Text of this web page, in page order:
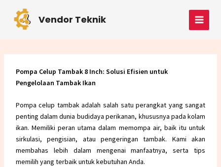
content
Vendor Teknik
MAIN
Pompa Celup Tambak 8 Inch: Solusi Efisien untuk
Pengelolaan Tambak Ikan
Pompa celup tambak adalah salah satu perangkat yang sangat
penting dalam dunia budidaya perikanan, khususnya pada kolam
ikan. Memiliki peran utama dalam memompa air, baik itu untuk
sirkulasi, pengisian, atau pengeringan tambak. Kami akan
membahas lebih dalam mengenai manfaatnya, serta tips
memilih yang terbaik untuk kebutuhan Anda.
navigation